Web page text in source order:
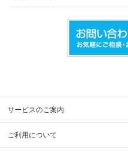
サービスのご案内
ご利用について